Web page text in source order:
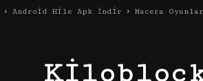
Android Hile Apk İndir Macera